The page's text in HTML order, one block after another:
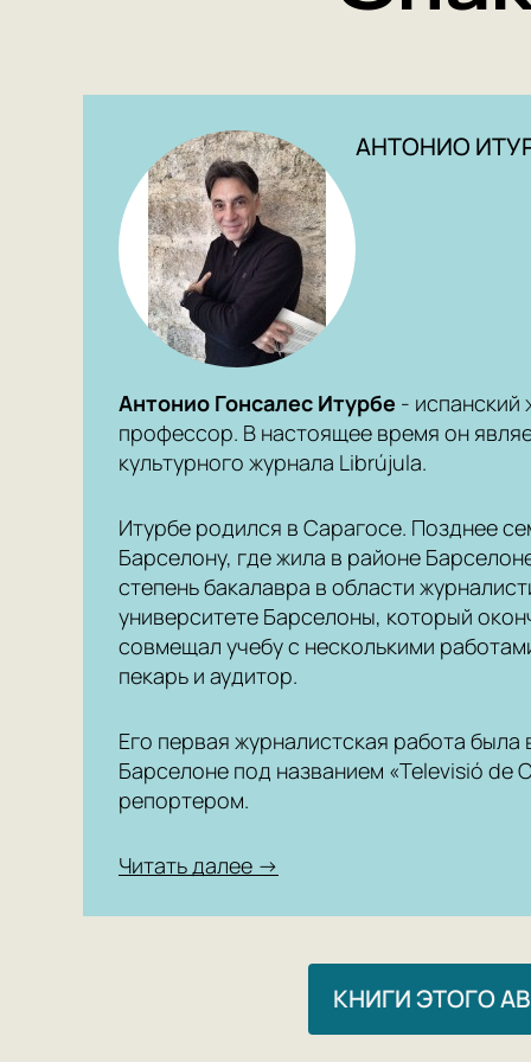
АНТОНИО
Антонио Гонсалес Итурбе - испанский
профессор. В настоящее время он
культурного журнала Librújula.
Итурбе родился в Сарагосе. Позднее
Барселону, где жила в районе
степень бакалавра в области
университете Барселоны, который
совмещал учебу с несколькими
пекарь и аудитор.
Его первая журналистская работа
Барселоне под названием «Televisió de
репортером.
Читать далее →
КНИГИ ЭТОГО